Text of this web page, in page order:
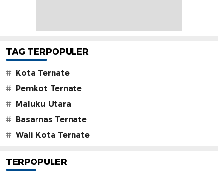
TAG TERPOPULER
# Kota Ternate
# Pemkot Ternate
# Maluku Utara
# Basarnas Ternate
# Wali Kota Ternate
TERPOPULER